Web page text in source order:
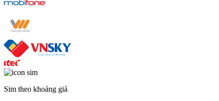
Sim theo khoảng giá